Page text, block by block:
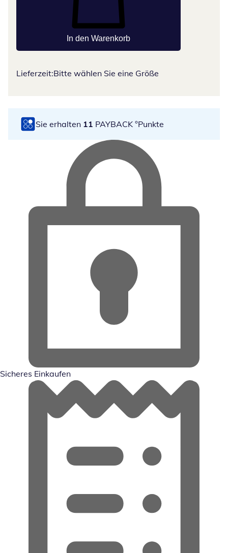
In den Warenkorb
Lieferzeit:Bitte wählen Sie eine Größe
Sie erhalten 11 PAYBACK °Punkte
Sicheres Einkaufen